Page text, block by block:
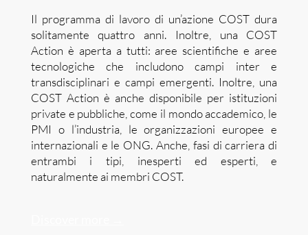
Il programma di lavoro di un’azione COST dura
solitamente quattro anni. Inoltre, una COST
Action è aperta a tutti: aree scientifiche e aree
tecnologiche che includono campi inter e
transdisciplinari e campi emergenti. Inoltre, una
COST Action è anche disponibile per istituzioni
private e pubbliche, come il mondo accademico, le
PMI o l’industria, le organizzazioni europee e
internazionali e le ONG. Anche, fasi di carriera di
entrambi i tipi, inesperti ed esperti, e
naturalmente ai membri COST.